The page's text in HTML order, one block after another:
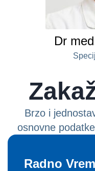
Dr
Brzo i
osnovne
Radno